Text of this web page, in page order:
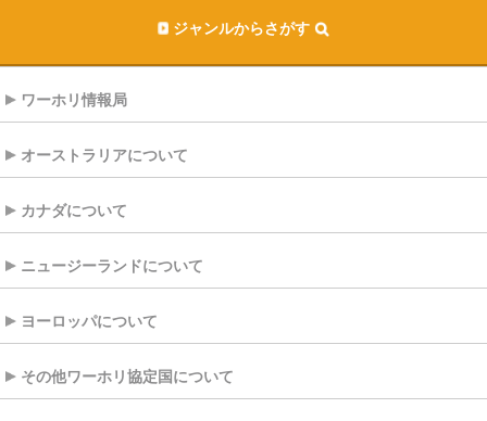
ジャンルからさがす
ワーホリ情報局
オーストラリアについて
カナダについて
ニュージーランドについて
ヨーロッパについて
その他ワーホリ協定国について